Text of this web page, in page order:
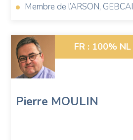
Membre de l’ARSON, GEBCAI
Photo
de
Pierre
Moulin
Pierre MOULIN
FR : 100%